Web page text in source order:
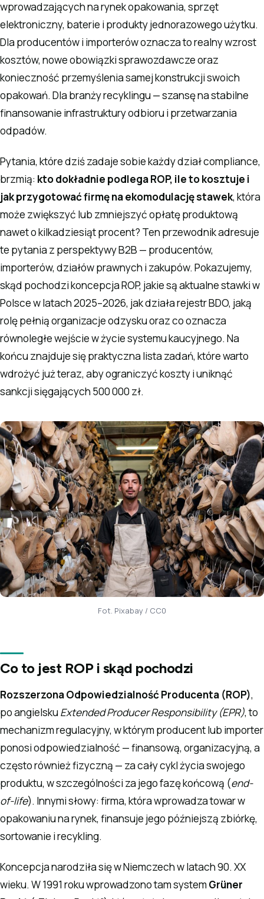
wprowadzających na rynek opakowania, sprzęt
elektroniczny, baterie i produkty jednorazowego użytku.
Dla producentów i importerów oznacza to realny wzrost
kosztów, nowe obowiązki sprawozdawcze oraz
konieczność przemyślenia samej konstrukcji swoich
opakowań. Dla branży recyklingu — szansę na stabilne
finansowanie infrastruktury odbioru i przetwarzania
odpadów.
Pytania, które dziś zadaje sobie każdy dział compliance,
brzmią: kto dokładnie podlega ROP, ile to kosztuje i
jak przygotować firmę na ekomodulację stawek, która
może zwiększyć lub zmniejszyć opłatę produktową
nawet o kilkadziesiąt procent? Ten przewodnik adresuje
te pytania z perspektywy B2B — producentów,
importerów, działów prawnych i zakupów. Pokazujemy,
skąd pochodzi koncepcja ROP, jakie są aktualne stawki w
Polsce w latach 2025–2026, jak działa rejestr BDO, jaką
rolę pełnią organizacje odzysku oraz co oznacza
równoległe wejście w życie systemu kaucyjnego. Na
końcu znajduje się praktyczna lista zadań, które warto
wdrożyć już teraz, aby ograniczyć koszty i uniknąć
sankcji sięgających 500 000 zł.
Fot. Pixabay / CC0
Co to jest ROP i skąd pochodzi
Rozszerzona Odpowiedzialność Producenta (ROP),
po angielsku Extended Producer Responsibility (EPR), to
mechanizm regulacyjny, w którym producent lub importer
ponosi odpowiedzialność — finansową, organizacyjną, a
często również fizyczną — za cały cykl życia swojego
produktu, w szczególności za jego fazę końcową (end-
of-life). Innymi słowy: firma, która wprowadza towar w
opakowaniu na rynek, finansuje jego późniejszą zbiórkę,
sortowanie i recykling.
Koncepcja narodziła się w Niemczech w latach 90. XX
wieku. W 1991 roku wprowadzono tam system Grüner